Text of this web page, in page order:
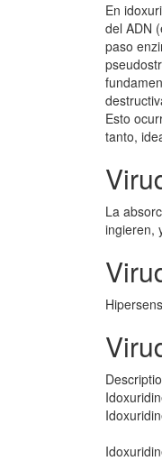
En
del ADN
paso
Esto
tanto,
La
ingieren,